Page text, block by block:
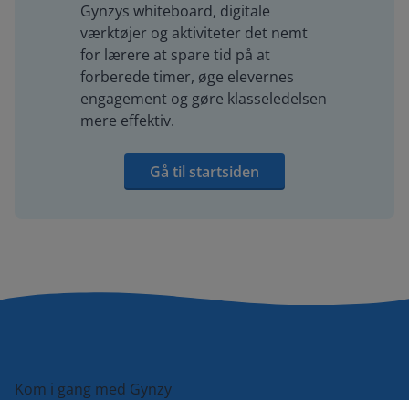
Gynzys whiteboard, digitale
værktøjer og aktiviteter det nemt
for lærere at spare tid på at
forberede timer, øge elevernes
engagement og gøre klasseledelsen
mere effektiv.
Gå til startsiden
Kom i gang med Gynzy